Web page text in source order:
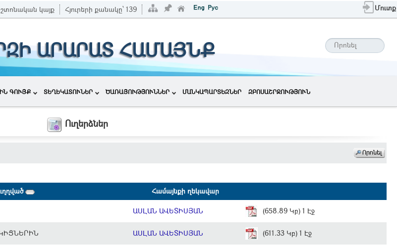
կայք Հյուրերի քանակը՝ 139 Մուտք
ԱՐԱՐԱՏ ՀԱՄԱՅՆՔ
ԳՈՒՅՔ ՏԵՂԵԿԱՏՈՒՆԵՐ ԾԱՌԱՅՈՒԹՅՈՒՆՆԵՐ ՄԱՆԿԱՊԱՐՏԵԶՆԵՐ ԶԲՈՍԱՇՐՋՈՒԹՅՈՒՆ
Ուղերձներ
Համայնքի ղեկավար
ԱՍԼԱՆ ԱՎԵՏԻՍՅԱՆ (658.89 Կբ) 1 Էջ
ԱՍԼԱՆ ԱՎԵՏԻՍՅԱՆ (611.33 Կբ) 1 Էջ